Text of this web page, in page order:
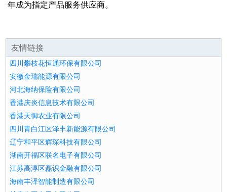
年成为指定产品服务供应商。
友情链接
四川攀枝花恒通环保有限公司
安徽金瑞能源有限公司
河北海纳保险有限公司
香港庆炎信息技术有限公司
香港天御农业有限公司
四川青白江区泽丰新能源有限公司
辽宁和平区辉琛科技有限公司
湖南开福区联名电子有限公司
江苏高淳区磊识金融有限公司
海南丰泽智能制造有限公司